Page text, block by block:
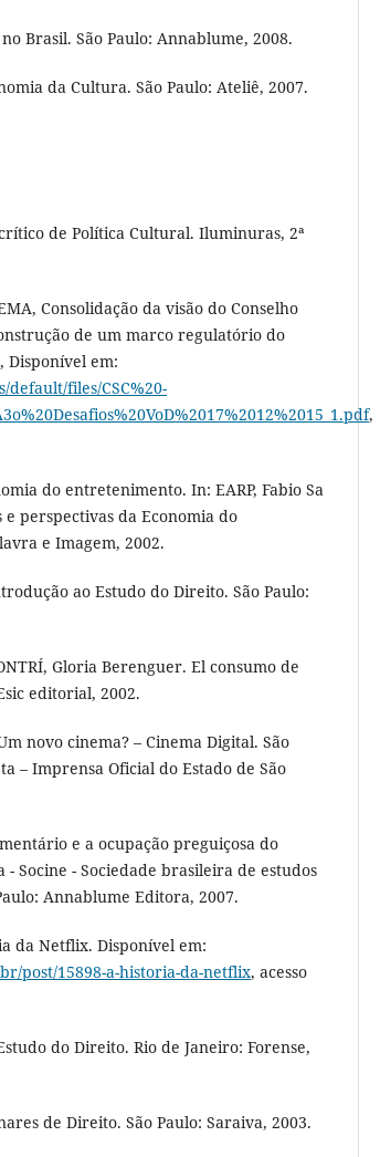
Brasil. São Paulo: Annablume, 2008.
da Cultura. São Paulo: Ateliê, 2007.
de Política Cultural. Iluminuras, 2ª
Consolidação da visão do Conselho
de um marco regulatório do
Disponível em:
files/CSC%20-
,
do entretenimento. In: EARP, Fabio Sa
perspectivas da Economia do
e Imagem, 2002.
ao Estudo do Direito. São Paulo:
Gloria Berenguer. El consumo de
editorial, 2002.
novo cinema? – Cinema Digital. São
– Imprensa Oficial do Estado de São
e a ocupação preguiçosa do
Socine - Sociedade brasileira de estudos
Annablume Editora, 2007.
da Netflix. Disponível em:
post/15898-a-historia-da-netflix, acesso
do Direito. Rio de Janeiro: Forense,
de Direito. São Paulo: Saraiva, 2003.